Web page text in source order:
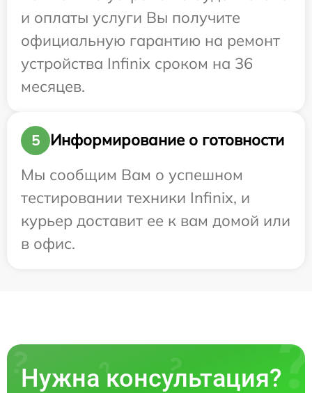
и оплаты услуги Вы получите
официальную гарантию на ремонт
устройства Infinix сроком на 36
месяцев.
5
Информирование о готовности
Мы сообщим Вам о успешном
тестировании техники Infinix, и
курьер доставит ее к вам домой или
в офис.
Нужна консультация?